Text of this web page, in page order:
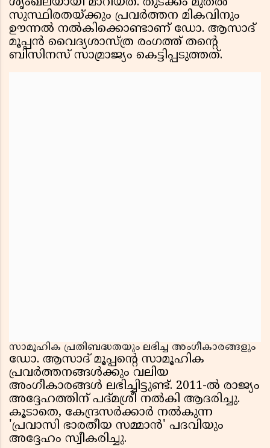
സുസ്ഥിരതയ്ക്കും പ്രവർത്തന മികവിനും
ഊന്നൽ നൽകിക്കൊണ്ടാണ് ഡോ. ആസാദ്
മൂപ്പൻ വൈദ്യശാസ്ത്ര രംഗത്ത് തൻ്റെ
ബിസിനസ് സാമ്രാജ്യം കെട്ടിപ്പടുത്തത്.
സാമൂഹിക പ്രതിബദ്ധതയും ലഭിച്ച അംഗീകാരങ്ങളും
ഡോ. ആസാദ് മൂപ്പന്റെ സാമൂഹിക
പ്രവർത്തനങ്ങൾക്കും വലിയ
അംഗീകാരങ്ങൾ ലഭിച്ചിട്ടുണ്ട്. 2011-ൽ രാജ്യം
അദ്ദേഹത്തിന് പദ്‌മശ്രീ നൽകി ആദരിച്ചു.
കൂടാതെ, കേന്ദ്രസർക്കാർ നൽകുന്ന
'പ്രവാസി ഭാരതീയ സമ്മാൻ' പദവിയും
അദ്ദേഹം സ്വീകരിച്ചു.